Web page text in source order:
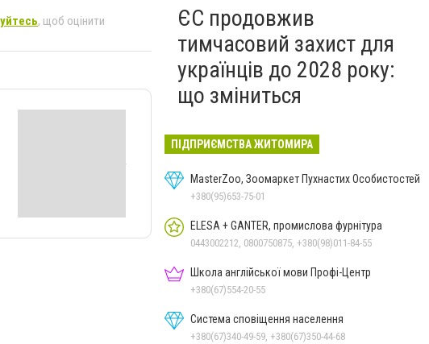
, щоб оцінити
ЄС продовжив
тимчасовий захист для
українців до 2028 року:
що зміниться
ПІДПРИЄМСТВА ЖИТОМИРА
MasterZoo, Зоомаркет Пухнастих Особистостей
+380(95)653-75-01
ELESA + GANTER, промислова фурнітура
0443002212, 0800750875, +380(98)011-84-55
Школа англійської мови Профі-Центр
+380(67)554-20-55
Система сповіщення населення
+380(67)340-49-59, +380(67)350-44-68